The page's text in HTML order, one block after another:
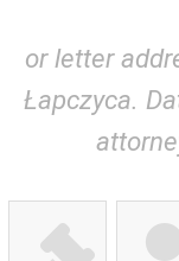
or letter
Łapczyca.